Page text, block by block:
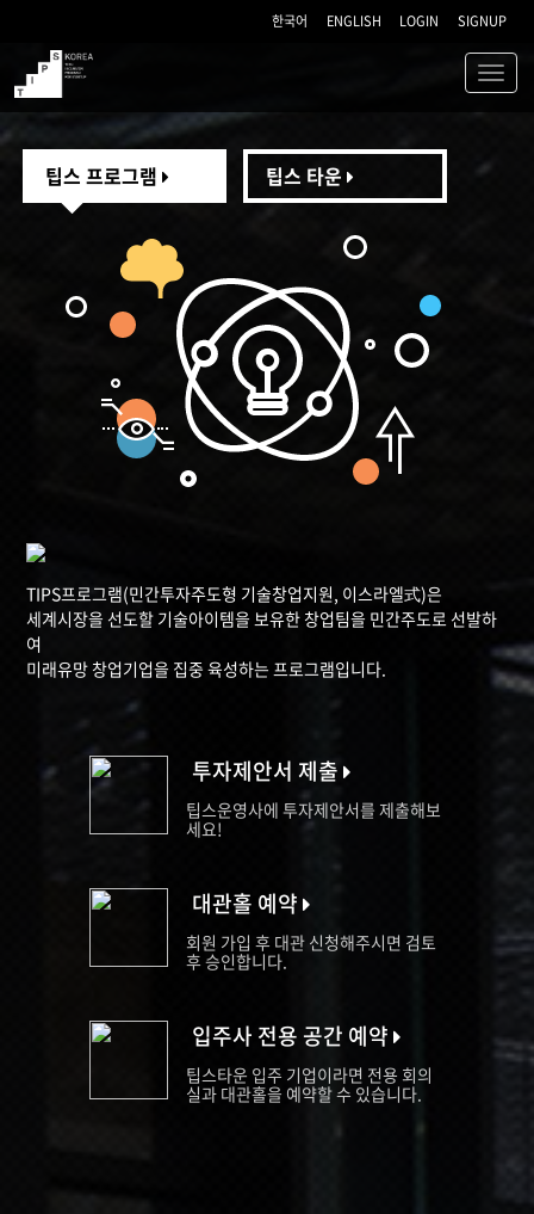
한국어 ENGLISH LOGIN SIGNUP
TIPS
팁스 프로그램 팁스 타운
TIPS프로그램(민간투자주도형 기술창업지원, 이스라엘式)은
세계시장을 선도할 기술아이템을 보유한 창업팀을 민간주도로 선발하
여
미래유망 창업기업을 집중 육성하는 프로그램입니다.
투자제안서 제출
팁스운영사에 투자제안서를 제출해보
세요!
대관홀 예약
회원 가입 후 대관 신청해주시면 검토
후 승인합니다.
입주사 전용 공간 예약
팁스타운 입주 기업이라면 전용 회의
실과 대관홀을 예약할 수 있습니다.